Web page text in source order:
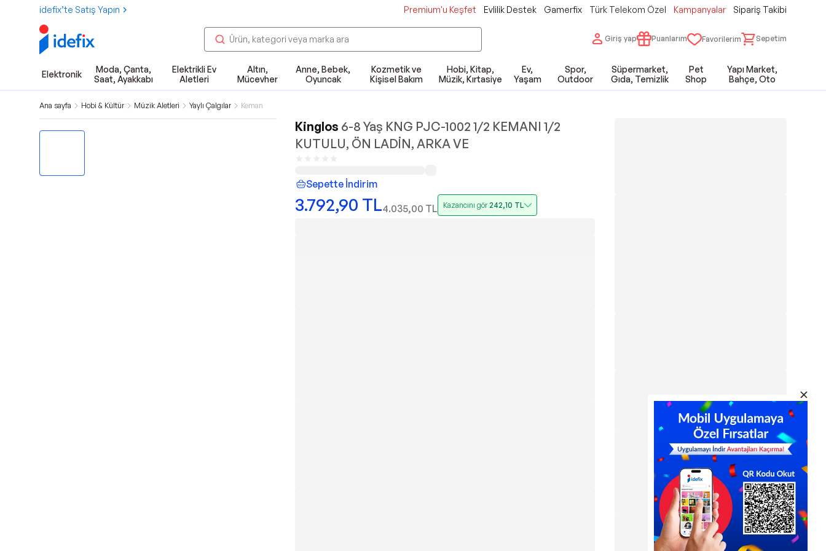
idefix’te Satış Yapın Premium'u Keşfet Evlilik Destek Gamerfix Türk Telekom Özel Kampanyalar Sipariş Takibi
Giriş yap Puanlarım Favorilerim Sepetim
Elektronik
Moda, Çanta,
Saat, Ayakkabı
Elektrikli Ev
Aletleri
Altın,
Mücevher
Anne, Bebek,
Oyuncak
Kozmetik ve
Kişisel Bakım
Hobi, Kitap,
Müzik, Kırtasiye
Ev,
Yaşam
Spor,
Outdoor
Süpermarket,
Gıda, Temizlik
Pet
Shop
Yapı Market,
Bahçe, Oto
Ana sayfa Hobi & Kültür Müzik Aletleri Yaylı Çalgılar Keman
Kinglos 6-8 Yaş KNG PJC-1002 1/2 KEMANI 1/2
KUTULU, ÖN LADİN, ARKA VE
Sepette İndirim
3.792,90 TL4.035,00 TL Kazancını gör242,10 TL